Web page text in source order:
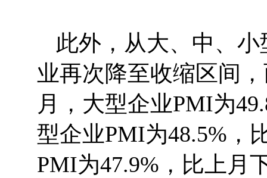
此外，从大、中、
业再次降至收缩区间
月，大型企业PMI为
型企业PMI为48.5%，
PMI为47.9%，比上月